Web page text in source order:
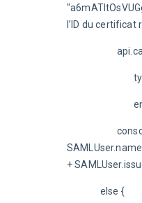
l’ID du certificat
+
		else {